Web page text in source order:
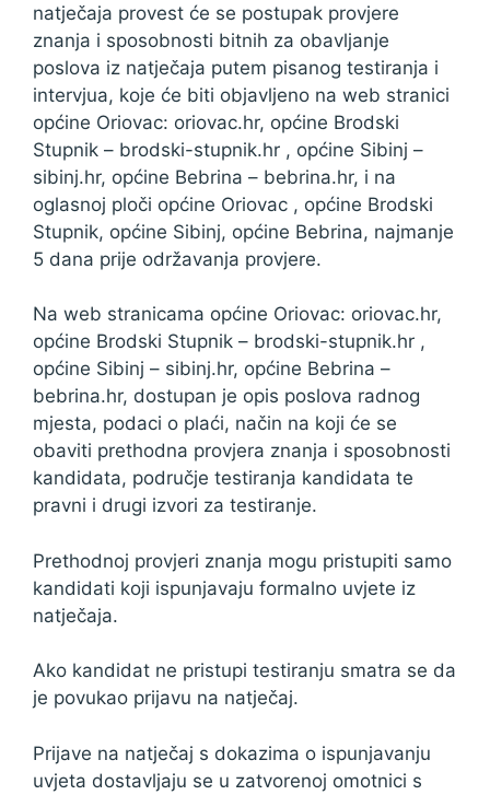
natječaja provest će se postupak provjere
znanja i sposobnosti bitnih za obavljanje
poslova iz natječaja putem pisanog testiranja i
intervjua, koje će biti objavljeno na web stranici
općine Oriovac: oriovac.hr, općine Brodski
Stupnik – brodski-stupnik.hr , općine Sibinj –
sibinj.hr, općine Bebrina – bebrina.hr, i na
oglasnoj ploči općine Oriovac , općine Brodski
Stupnik, općine Sibinj, općine Bebrina, najmanje
5 dana prije održavanja provjere.
Na web stranicama općine Oriovac: oriovac.hr,
općine Brodski Stupnik – brodski-stupnik.hr ,
općine Sibinj – sibinj.hr, općine Bebrina –
bebrina.hr, dostupan je opis poslova radnog
mjesta, podaci o plaći, način na koji će se
obaviti prethodna provjera znanja i sposobnosti
kandidata, područje testiranja kandidata te
pravni i drugi izvori za testiranje.
Prethodnoj provjeri znanja mogu pristupiti samo
kandidati koji ispunjavaju formalno uvjete iz
natječaja.
Ako kandidat ne pristupi testiranju smatra se da
je povukao prijavu na natječaj.
Prijave na natječaj s dokazima o ispunjavanju
uvjeta dostavljaju se u zatvorenoj omotnici s